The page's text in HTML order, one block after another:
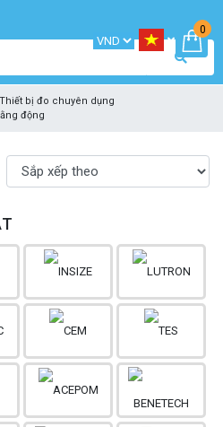
0
Thiết bị đo chuyên dụng
động